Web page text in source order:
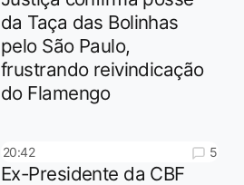
da Taça das Bolinhas
pelo São Paulo,
frustrando reivindicação
do Flamengo
20:42 5
Ex-Presidente da CBF